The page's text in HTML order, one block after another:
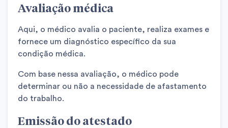
Avaliação médica
Aqui, o médico avalia o paciente, realiza exames e
fornece um diagnóstico específico da sua
condição médica.
Com base nessa avaliação, o médico pode
determinar ou não a necessidade de afastamento
do trabalho.
Emissão do atestado